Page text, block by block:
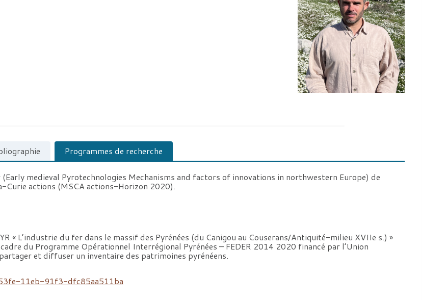
Programmes de recherche
medieval Pyrotechnologies Mechanisms and factors of innovations in northwestern Europe) de
Curie actions (MSCA actions-Horizon 2020).
« L’industrie du fer dans le massif des Pyrénées (du Canigou au Couserans/Antiquité-milieu XVIIe s.) »
du Programme Opérationnel Interrégional Pyrénées – FEDER 2014 2020 financé par l’Union
et diffuser un inventaire des patrimoines pyrénéens.
11eb-91f3-dfc85aa511ba